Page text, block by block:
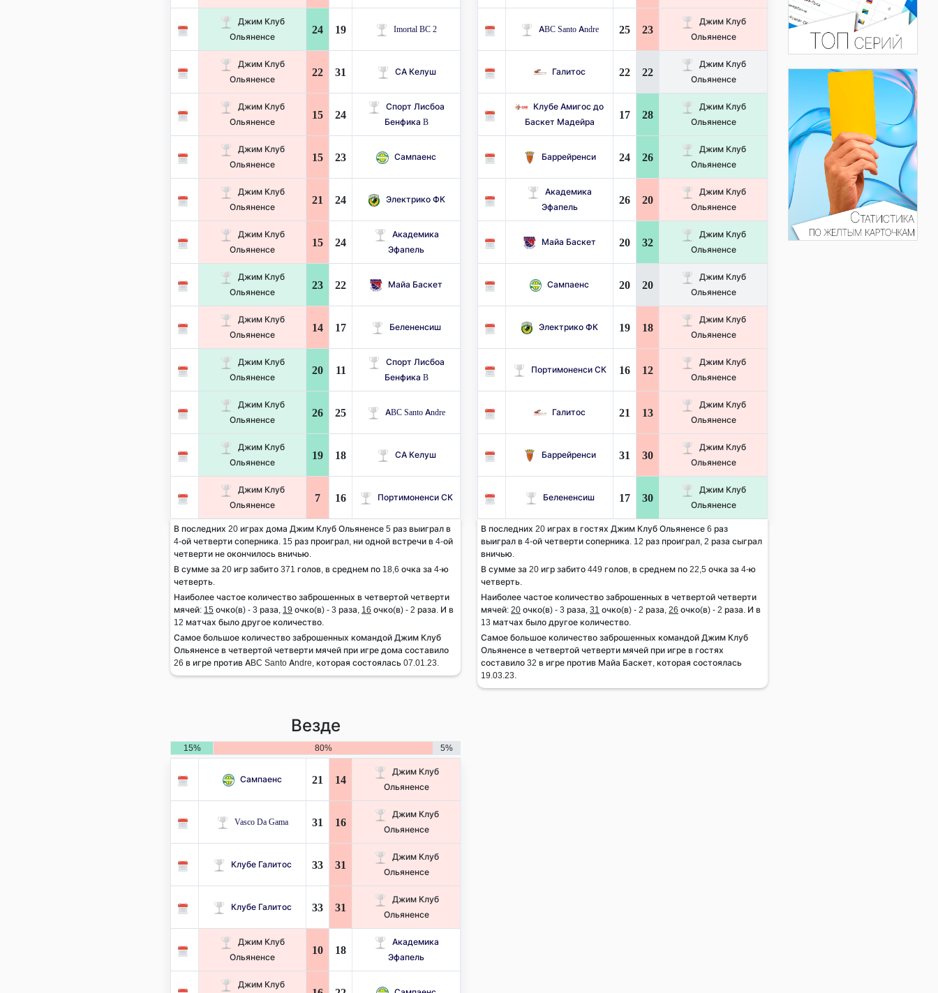
Джим Клуб
Ольяненсе
24 19 Imortal BC 2
Джим Клуб
Ольяненсе
22 31 СА Келуш
Джим Клуб
Ольяненсе
15 24
Спорт Лисбоа
Бенфика B
Джим Клуб
Ольяненсе
15 23 Сампаенс
Джим Клуб
Ольяненсе
21 24 Электрико ФК
Джим Клуб
Ольяненсе
15 24
Академика
Эфапель
Джим Клуб
Ольяненсе
23 22 Майа Баскет
Джим Клуб
Ольяненсе
14 17 Белененсиш
Джим Клуб
Ольяненсе
20 11
Спорт Лисбоа
Бенфика B
Джим Клуб
Ольяненсе
26 25 ABC Santo Andre
Джим Клуб
Ольяненсе
19 18 СА Келуш
Джим Клуб
Ольяненсе
7 16 Портимоненси СК
В последних 20 играх дома Джим Клуб Ольяненсе 5 раз выиграл в
4-ой четверти соперника. 15 раз проиграл, ни одной встречи в 4-ой
четверти не окончилось вничью.
В сумме за 20 игр забито 371 голов, в среднем по 18,6 очка за 4-ю
четверть.
Наиболее частое количество заброшенных в четвертой четверти
мячей: 15 очко(в) - 3 раза, 19 очко(в) - 3 раза, 16 очко(в) - 2 раза. И в
12 матчах было другое количество.
Самое большое количество заброшенных командой Джим Клуб
Ольяненсе в четвертой четверти мячей при игре дома составило
26 в игре против ABC Santo Andre, которая состоялась 07.01.23.
ABC Santo Andre 25 23
Джим Клуб
Ольяненсе
Галитос 22 22
Джим Клуб
Ольяненсе
Клубе Амигос до
Баскет Мадейра
17 28
Джим Клуб
Ольяненсе
Баррейренси 24 26
Джим Клуб
Ольяненсе
Академика
Эфапель
26 20
Джим Клуб
Ольяненсе
Майа Баскет 20 32
Джим Клуб
Ольяненсе
Сампаенс 20 20
Джим Клуб
Ольяненсе
Электрико ФК 19 18
Джим Клуб
Ольяненсе
Портимоненси СК 16 12
Джим Клуб
Ольяненсе
Галитос 21 13
Джим Клуб
Ольяненсе
Баррейренси 31 30
Джим Клуб
Ольяненсе
Белененсиш 17 30
Джим Клуб
Ольяненсе
В последних 20 играх в гостях Джим Клуб Ольяненсе 6 раз
выиграл в 4-ой четверти соперника. 12 раз проиграл, 2 раза сыграл
вничью.
В сумме за 20 игр забито 449 голов, в среднем по 22,5 очка за 4-ю
четверть.
Наиболее частое количество заброшенных в четвертой четверти
мячей: 20 очко(в) - 3 раза, 31 очко(в) - 2 раза, 26 очко(в) - 2 раза. И в
13 матчах было другое количество.
Самое большое количество заброшенных командой Джим Клуб
Ольяненсе в четвертой четверти мячей при игре в гостях
составило 32 в игре против Майа Баскет, которая состоялась
19.03.23.
Везде
15% 80% 5%
Сампаенс 21 14
Джим Клуб
Ольяненсе
Vasco Da Gama 31 16
Джим Клуб
Ольяненсе
Клубе Галитос 33 31
Джим Клуб
Ольяненсе
Клубе Галитос 33 31
Джим Клуб
Ольяненсе
Джим Клуб
Ольяненсе
10 18
Академика
Эфапель
Джим Клуб